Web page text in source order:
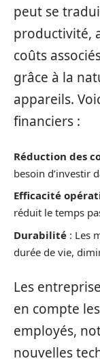
peut se
productivité,
coûts
grâce à la
appareils.
financiers :
Réduction des
besoin d’investir
Efficacité
réduit le temps
Durabilité : Les
durée de vie,
Les
en compte
employés,
nouvelles